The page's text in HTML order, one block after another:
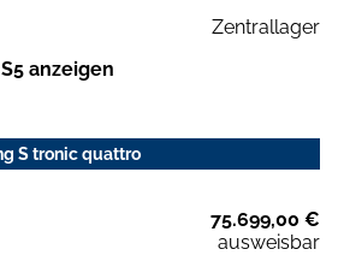
Zentrallager
anzeigen
S tronic quattro
75.699,00 €
ausweisbar